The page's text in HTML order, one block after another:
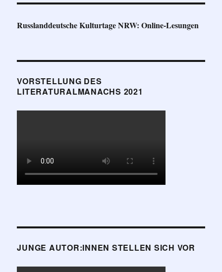
Russlanddeutsche Kulturtage NRW: Online-Lesungen
VORSTELLUNG DES
LITERATURALMANACHS 2021
JUNGE AUTOR:INNEN STELLEN SICH VOR